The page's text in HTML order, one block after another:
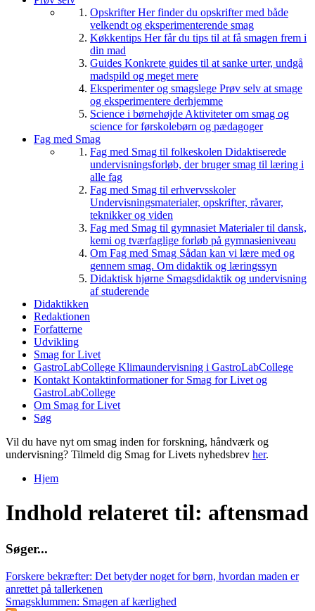
OpskrifterHer finder du opskrifter med både
velkendt og eksperimenterende smag
Køkkentips Her får du tips til at få smagen frem i
din mad
Guides Konkrete guides til at sanke urter, undgå
madspild og meget mere
Eksperimenter og smagslege Prøv selv at smage
og eksperimentere derhjemme
Science i børnehøjde Aktiviteter om smag og
science for førskolebørn og pædagoger
Fag med Smag
Fag med Smag til folkeskolen Didaktiserede
undervisningsforløb, der bruger smag til læring i
alle fag
Fag med Smag til erhvervsskoler
Undervisningsmaterialer, opskrifter, råvarer,
teknikker og viden
Fag med Smag til gymnasiet Materialer til dansk,
kemi og tværfaglige forløb på gymnasieniveau
Om Fag med Smag Sådan kan vi lære med og
gennem smag. Om didaktik og læringssyn
Didaktisk hjørne Smagsdidaktik og undervisning
af studerende
Didaktikken
Redaktionen
Forfatterne
Udvikling
Smag for Livet
GastroLabCollege Klimaundervisning i GastroLabCollege
Kontakt Kontaktinformationer for Smag for Livet og
GastroLabCollege
Om Smag for Livet
Søg
Vil du have nyt om smag inden for forskning, håndværk og
undervisning? Tilmeld dig Smag for Livets nyhedsbrev her.
Hjem
Indhold relateret til: aftensmad
Søger...
Forskere bekræfter: Det betyder noget for børn, hvordan maden er
anrettet på tallerkenen
Smagsklummen: Smagen af kærlighed